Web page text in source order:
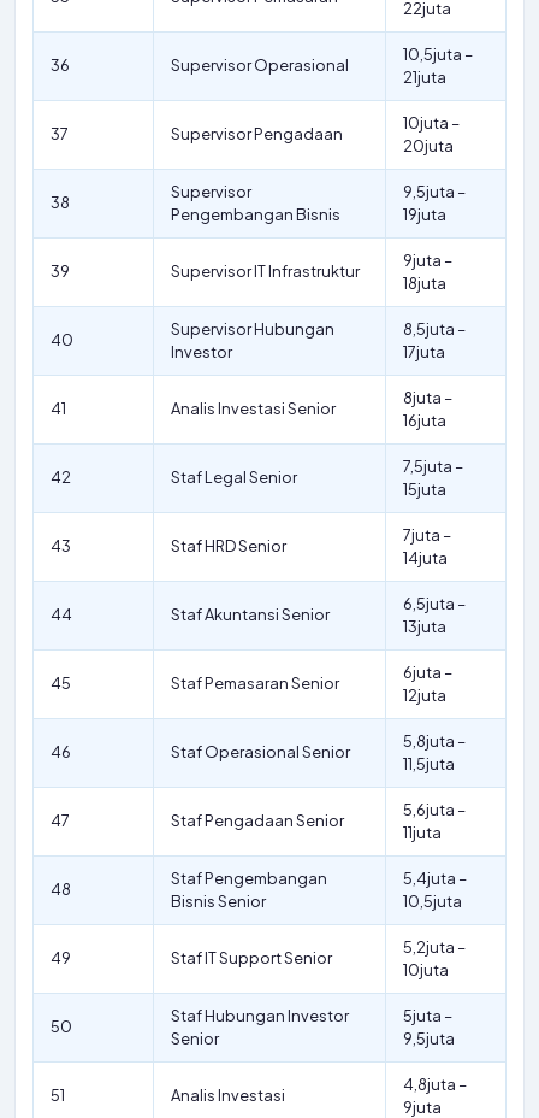
22juta
36 Supervisor Operasional
10,5juta –
21juta
37 Supervisor Pengadaan
10juta –
20juta
38
Supervisor
Pengembangan Bisnis
9,5juta –
19juta
39 Supervisor IT Infrastruktur
9juta –
18juta
40
Supervisor Hubungan
Investor
8,5juta –
17juta
41 Analis Investasi Senior
8juta –
16juta
42 Staf Legal Senior
7,5juta –
15juta
43 Staf HRD Senior
7juta –
14juta
44 Staf Akuntansi Senior
6,5juta –
13juta
45 Staf Pemasaran Senior
6juta –
12juta
46 Staf Operasional Senior
5,8juta –
11,5juta
47 Staf Pengadaan Senior
5,6juta –
11juta
48
Staf Pengembangan
Bisnis Senior
5,4juta –
10,5juta
49 Staf IT Support Senior
5,2juta –
10juta
50
Staf Hubungan Investor
Senior
5juta –
9,5juta
51 Analis Investasi
4,8juta –
9juta